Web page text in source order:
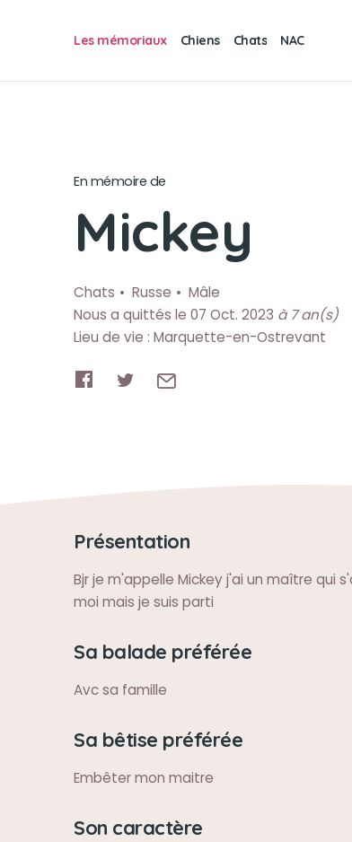
Les mémoriaux Chiens Chats NAC
En mémoire de
Mickey
Chats Russe
Mâle
Nous a quittés le 07 Oct. 2023 à 7 an(s)
Lieu de vie : Marquette-en-Ostrevant
Présentation
Bjr je m'appelle Mickey j'ai un maître qui
moi mais je suis parti
Sa balade préférée
Avc sa famille
Sa bêtise préférée
Embêter mon maitre
Son caractère